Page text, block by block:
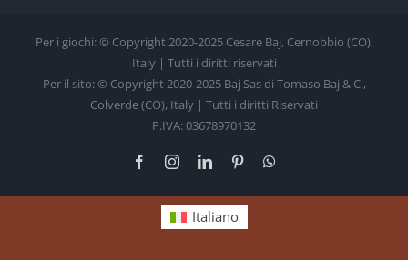
Per i giochi: © Copyright 2020-2025 Cesare Baj, Cernobbio (CO),
Italy | Tutti i diritti riservati
Per il sito: © Copyright 2020-2025 Baj Sas di Tomaso Baj & C.,
Colverde (CO), Italy | Tutti i diritti Riservati
P.IVA: 03678970132
FacebookInstagramLinkedInPinterest
Italiano